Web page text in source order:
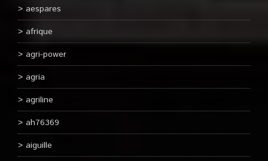
aespares
afrique
agri-power
agria
agriline
ah76369
aiguille